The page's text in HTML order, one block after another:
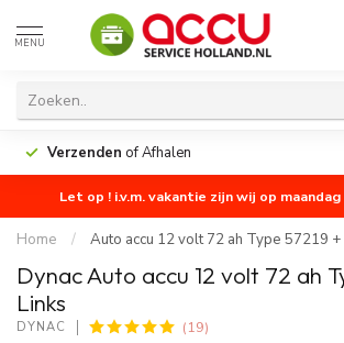
MENU
Verzenden of Afhalen
Let op ! i.v.m. vakantie zijn wij op
Home / Auto accu 12 volt 72 ah Type 57219 +
Dynac Auto accu 12 volt 72 ah
Links
DYNAC (19)